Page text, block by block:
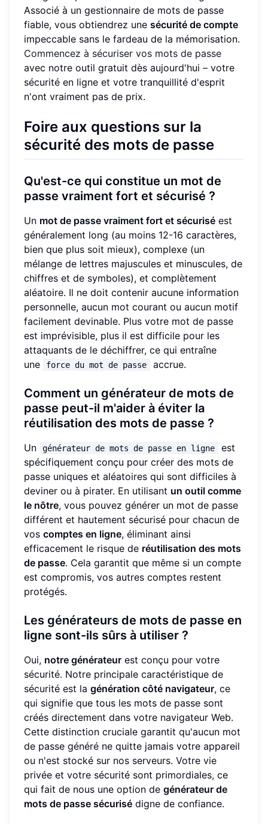
Associé à un gestionnaire de mots de passe
fiable, vous obtiendrez une sécurité de compte
impeccable sans le fardeau de la mémorisation.
Commencez à sécuriser vos mots de passe
avec notre outil gratuit dès aujourd'hui – votre
sécurité en ligne et votre tranquillité d'esprit
n'ont vraiment pas de prix.
Foire aux questions sur la
sécurité des mots de passe
Qu'est-ce qui constitue un mot de
passe vraiment fort et sécurisé ?
Un mot de passe vraiment fort et sécurisé est
généralement long (au moins 12-16 caractères,
bien que plus soit mieux), complexe (un
mélange de lettres majuscules et minuscules, de
chiffres et de symboles), et complètement
aléatoire. Il ne doit contenir aucune information
personnelle, aucun mot courant ou aucun motif
facilement devinable. Plus votre mot de passe
est imprévisible, plus il est difficile pour les
attaquants de le déchiffrer, ce qui entraîne
une
force du mot de passe accrue.
Comment un générateur de mots de
passe peut-il m'aider à éviter la
réutilisation des mots de passe ?
Un générateur de mots de passe en ligne
est
spécifiquement conçu pour créer des mots de
passe uniques et aléatoires qui sont difficiles à
deviner ou à pirater. En utilisant un outil comme
le nôtre, vous pouvez générer un mot de passe
différent et hautement sécurisé pour chacun de
vos comptes en ligne, éliminant ainsi
efficacement le risque de réutilisation des mots
de passe. Cela garantit que même si un compte
est compromis, vos autres comptes restent
protégés.
Les générateurs de mots de passe en
ligne sont-ils sûrs à utiliser ?
Oui, notre générateur est conçu pour votre
sécurité. Notre principale caractéristique de
sécurité est la génération côté navigateur, ce
qui signifie que tous les mots de passe sont
créés directement dans votre navigateur Web.
Cette distinction cruciale garantit qu'aucun mot
de passe généré ne quitte jamais votre appareil
ou n'est stocké sur nos serveurs. Votre vie
privée et votre sécurité sont primordiales, ce
qui fait de nous une option de générateur de
mots de passe sécurisé digne de confiance.